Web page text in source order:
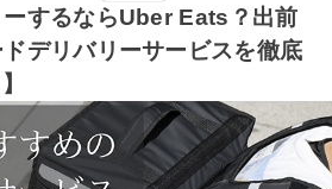
するならUber Eats？出前
デリバリーサービスを徹底